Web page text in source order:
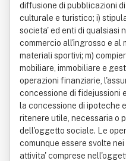
diffusione di pubblicazioni
culturale e turistico; i)
societa' ed enti di qualsiasi
commercio all'ingrosso e al
materiali sportivi; m)
mobiliare, immobiliare e
operazioni finanziarie,
concessione di fidejussioni
la concessione di ipoteche
ritenere utile, necessaria o
dell'oggetto sociale. Le
comunque essere svolte
attivita' comprese